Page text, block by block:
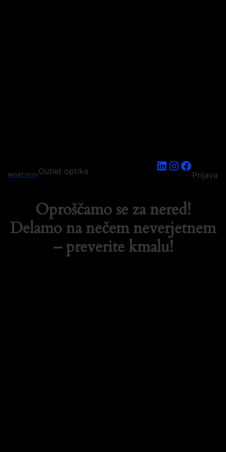
Outlet optika LinkedIn
Instagram
Prijava
Oproščamo se za nered!
Delamo na nečem neverjetnem
– preverite kmalu!